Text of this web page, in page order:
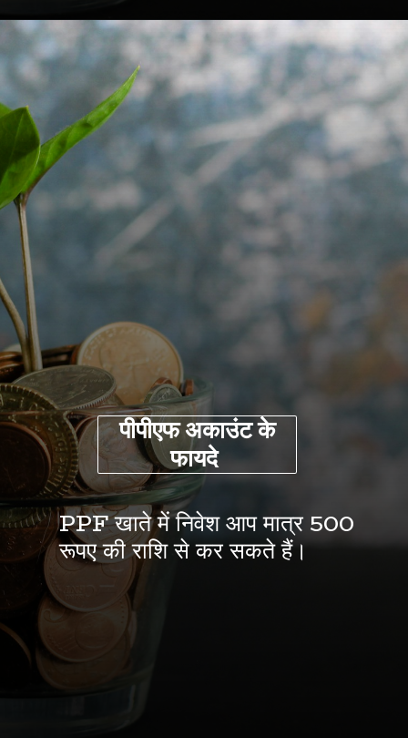
PPF खाते में निवेश आप मात्र 500
रूपए की राशि से कर सकते हैं।
पीपीएफ अकाउंट के
फायदे